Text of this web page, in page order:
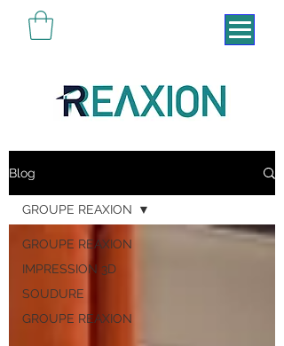
Blog
GROUPE REAXION
IMPRESSION 3D
SOUDURE
GROUPE REAXION
GROUPE REAXION